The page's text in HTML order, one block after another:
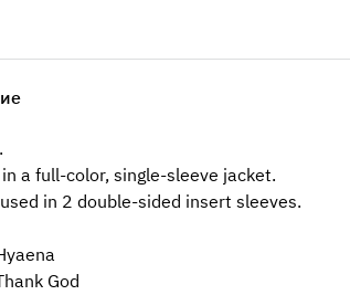
a full-color, single-sleeve jacket.
in 2 double-sided insert sleeves.
God